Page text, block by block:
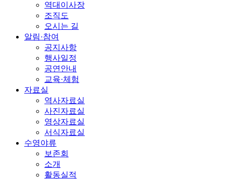
역대이사장
조직도
오시는 길
알림·참여
공지사항
행사일정
공연안내
교육·체험
자료실
역사자료실
사진자료실
영상자료실
서식자료실
수영야류
보존회
소개
활동실적